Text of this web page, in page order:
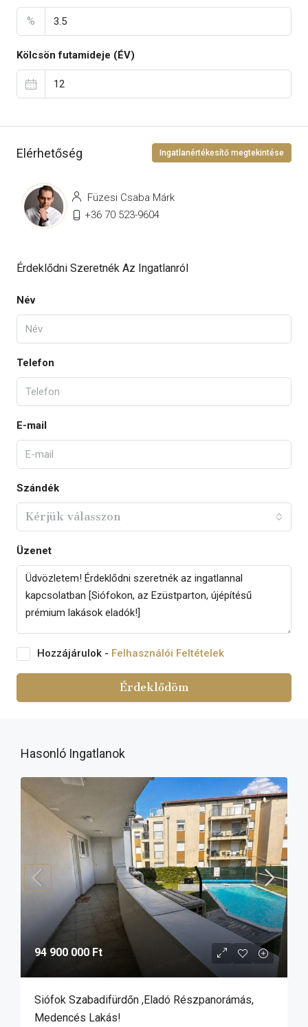
%
Kölcsön futamideje (ÉV)
Elérhetőség Ingatlanértékesítő megtekintése
Füzesi Csaba Márk
+36 70 523-9604
Érdeklődni Szeretnék Az Ingatlanról
Név
Telefon
E-mail
Szándék
Kérjük válasszon
Üzenet
Hozzájárulok - Felhasználói Feltételek
Érdeklődöm
Hasonló Ingatlanok
94 900 000 Ft
Siófok Szabadifürdőn ,eladó Részpanorámás,
Medencés Lakás!